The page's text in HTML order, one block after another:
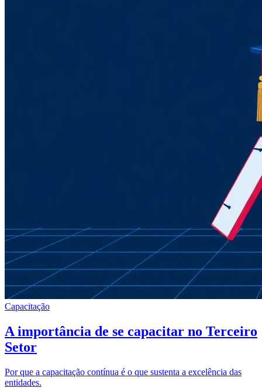
Capacitação
A importância de se capacitar no Terceiro
Setor
Por que a capacitação contínua é o que sustenta a excelência das
entidades.